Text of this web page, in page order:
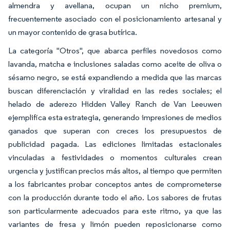
almendra y avellana, ocupan un nicho premium,
frecuentemente asociado con el posicionamiento artesanal y
un mayor contenido de grasa butírica.
La categoría "Otros", que abarca perfiles novedosos como
lavanda, matcha e inclusiones saladas como aceite de oliva o
sésamo negro, se está expandiendo a medida que las marcas
buscan diferenciación y viralidad en las redes sociales; el
helado de aderezo Hidden Valley Ranch de Van Leeuwen
ejemplifica esta estrategia, generando impresiones de medios
ganados que superan con creces los presupuestos de
publicidad pagada. Las ediciones limitadas estacionales
vinculadas a festividades o momentos culturales crean
urgencia y justifican precios más altos, al tiempo que permiten
a los fabricantes probar conceptos antes de comprometerse
con la producción durante todo el año. Los sabores de frutas
son particularmente adecuados para este ritmo, ya que las
variantes de fresa y limón pueden reposicionarse como